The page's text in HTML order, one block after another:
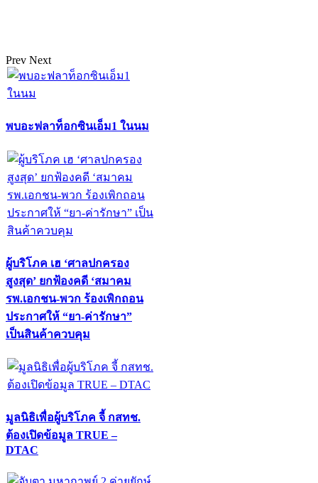
Prev Next
พบอะฟลาท็อกซินเอ็ม1 ในนม
ผู้บริโภค เฮ ‘ศาลปกครอง
สูงสุด’ ยกฟ้องคดี ‘สมาคม
รพ.เอกชน-พวก ร้องเพิกถอน
ประกาศให้ “ยา-ค่ารักษา”
เป็นสินค้าควบคุม
มูลนิธิเพื่อผู้บริโภค จี้ กสทช.
ต้องเปิดข้อมูล TRUE –
DTAC